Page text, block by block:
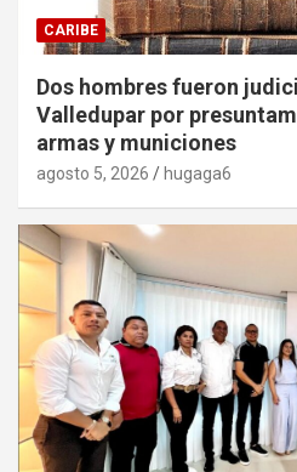
CARIBE
Dos hombres fueron
Valledupar por
armas y municiones
agosto 5, 2026 hugaga6